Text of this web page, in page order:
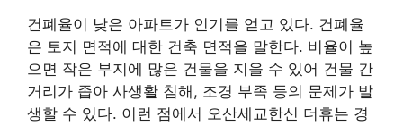
건폐율이 낮은 아파트가 인기를 얻고 있다. 건폐율
은 토지 면적에 대한 건축 면적을 말한다. 비율이 높
으면 작은 부지에 많은 건물을 지을 수 있어 건물 간
거리가 좁아 사생활 침해, 조경 부족 등의 문제가 발
생할 수 있다. 이런 점에서 오산세교한신 더휴는 경